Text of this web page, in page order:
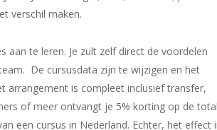
verschil maken.
aan te leren. Je zult zelf direct de voordelen
De cursusdata zijn te wijzigen en het
arrangement is compleet inclusief transfer,
of meer ontvangt je 5% korting op de
een cursus in Nederland. Echter, het effect